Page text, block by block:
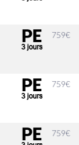
759€
759€
759€